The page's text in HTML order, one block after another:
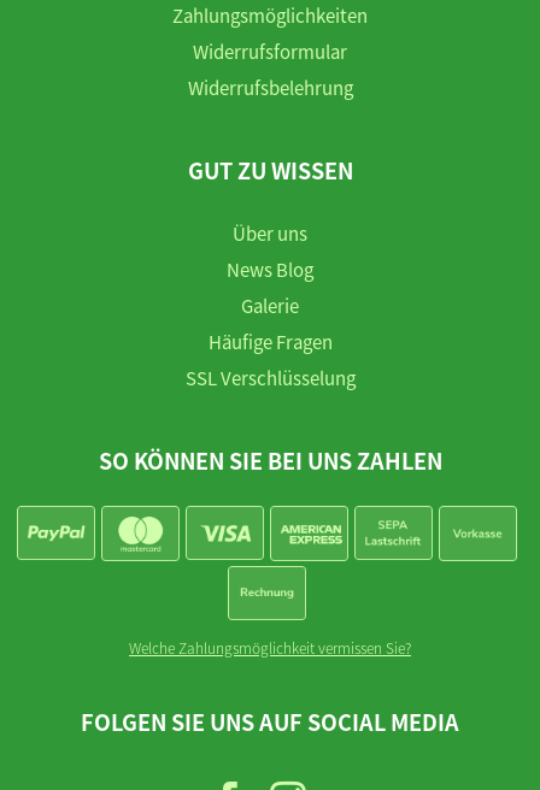
Zahlungsmöglichkeiten
Widerrufsformular
Widerrufsbelehrung
GUT ZU WISSEN
Über uns
News Blog
Galerie
Häufige Fragen
SSL Verschlüsselung
SO KÖNNEN SIE BEI UNS ZAHLEN
Welche Zahlungsmöglichkeit vermissen Sie?
FOLGEN SIE UNS AUF SOCIAL MEDIA